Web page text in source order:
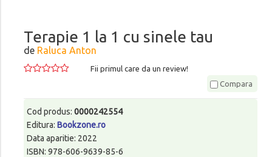
Terapie 1 la 1 cu sinele tau
de Raluca Anton
Fii primul care da un review!
Compara
Cod produs: 0000242554
Editura: Bookzone.ro
Data aparitie: 2022
ISBN: 978-606-9639-85-6